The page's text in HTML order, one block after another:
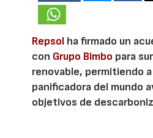
Repsol ha firmado un
con Grupo Bimbo para
renovable, permitiendo
panificadora del mundo
objetivos de